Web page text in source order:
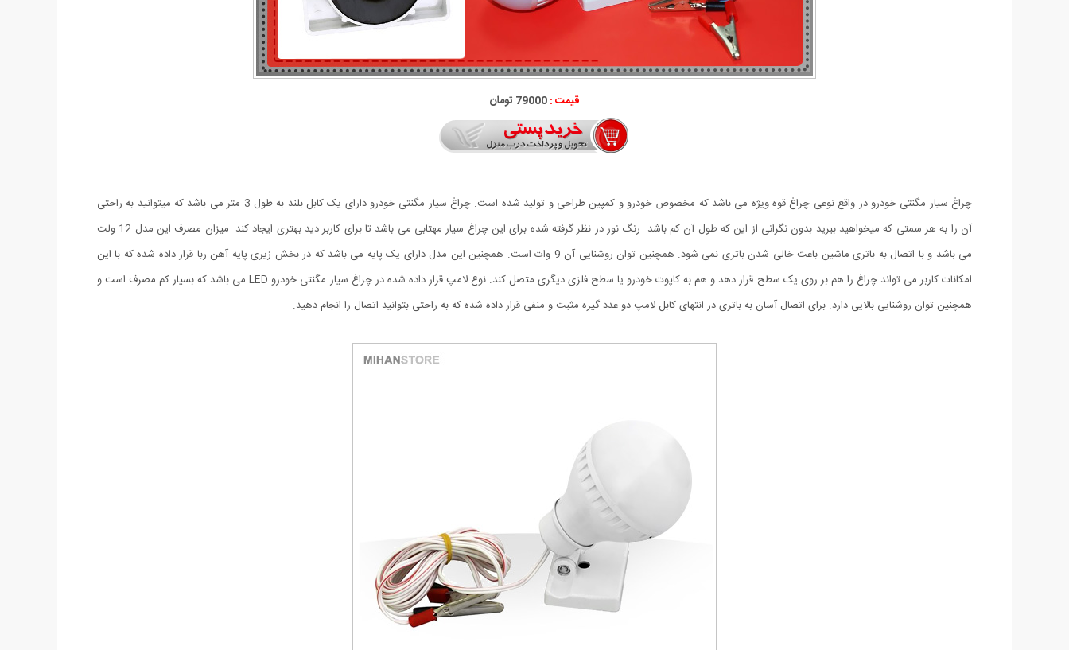
قیمت :79000 تومان
چراغ سیار مگنتی خودرو در واقع نوعی چراغ قوه ویژه می باشد که مخصوص خودرو و کمپین طراحی و تولید شده است. چراغ سیار مگنتی خودرو دارای یک کابل بلند به طول 3 متر می باشد که میتوانید به راحتی
آن را به هر سمتی که میخواهید ببرید بدون نگرانی از این که طول آن کم باشد. رنگ نور در نظر گرفته شده برای این چراغ سیار مهتابی می باشد تا برای کاربر دید بهتری ایجاد کند. میزان مصرف این مدل 12 ولت
می باشد و با اتصال به باتری ماشین باعث خالی شدن باتری نمی شود. همچنین توان روشنایی آن 9 وات است. همچنین این مدل دارای یک پایه می باشد که در بخش زیری پایه آهن ربا قرار داده شده که با این
امکانات کاربر می تواند چراغ را هم بر روی یک سطح قرار دهد و هم به کاپوت خودرو یا سطح فلزی دیگری متصل کند. نوع لامپ قرار داده شده در چراغ سیار مگنتی خودرو LED می باشد که بسیار کم مصرف است و
همچنین توان روشنایی بالایی دارد. برای اتصال آسان به باتری در انتهای کابل لامپ دو عدد گیره مثبت و منفی قرار داده شده که به راحتی بتوانید اتصال را انجام دهید.